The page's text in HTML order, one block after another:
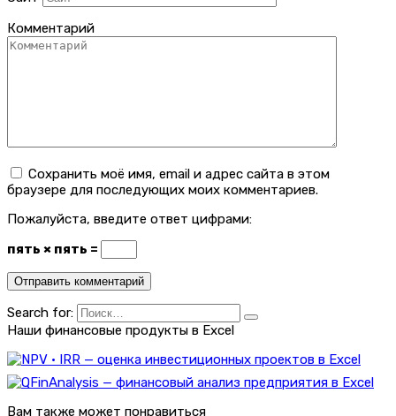
Комментарий
Сохранить моё имя, email и адрес сайта в этом
браузере для последующих моих комментариев.
Пожалуйста, введите ответ цифрами:
пять × пять =
Search for:
Наши финансовые продукты в Excel
Вам также может понравиться